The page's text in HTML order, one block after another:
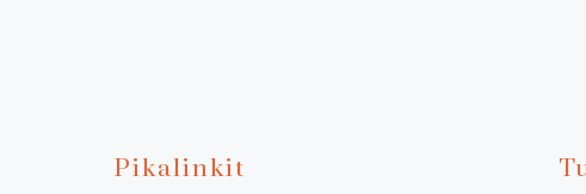
Pikalinkit